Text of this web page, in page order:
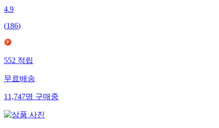
4.9
(186)
552 적립
무료배송
11,747명 구매중